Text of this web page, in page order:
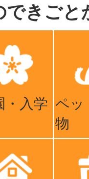
できごと
・入学 ペッ
物